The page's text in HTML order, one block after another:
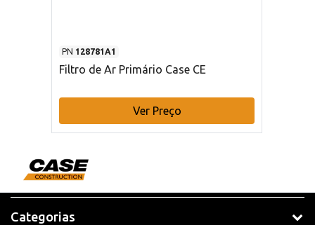
PN 128781A1
Filtro de Ar Primário Case CE
Ver Preço
Categorias